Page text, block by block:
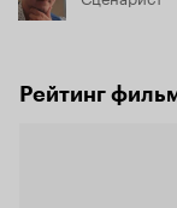
Рейтинг